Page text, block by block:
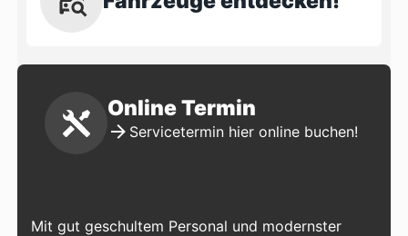
Online Termin
Servicetermin hier online buchen!
Mit gut geschultem Personal und modernster